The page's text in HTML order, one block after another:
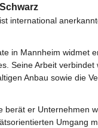
international
in Mannheim widmet
Seine Arbeit
Anbau sowie die
berät er Unternehmen
Umgang